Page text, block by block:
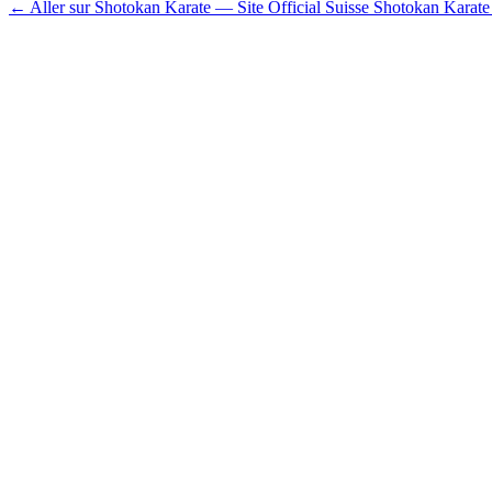
← Aller sur Shotokan Karate — Site Official Suisse Shotokan